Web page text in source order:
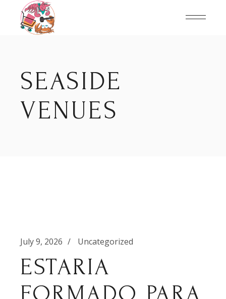
content
SEASIDE
VENUES
July 9, 2026 Uncategorized
ESTARIA